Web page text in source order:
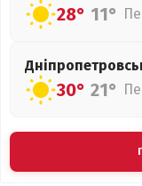
28° 11°
30° 21°